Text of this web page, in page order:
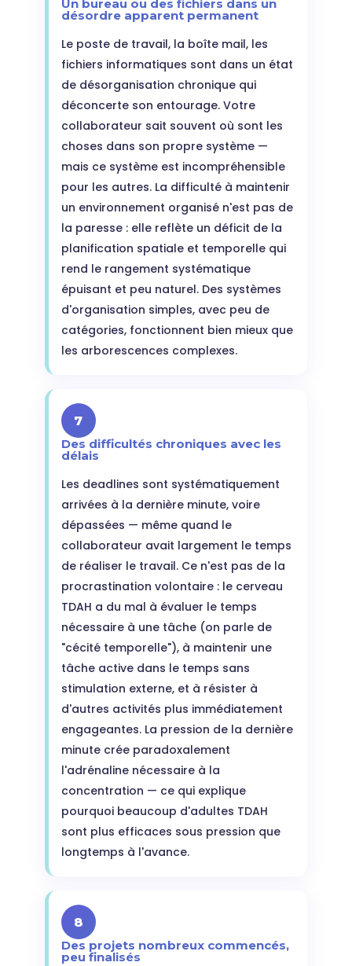
Un bureau ou des fichiers dans un
désordre apparent permanent
Le poste de travail, la boîte mail, les
fichiers informatiques sont dans un état
de désorganisation chronique qui
déconcerte son entourage. Votre
collaborateur sait souvent où sont les
choses dans son propre système —
mais ce système est incompréhensible
pour les autres. La difficulté à maintenir
un environnement organisé n'est pas de
la paresse : elle reflète un déficit de la
planification spatiale et temporelle qui
rend le rangement systématique
épuisant et peu naturel. Des systèmes
d'organisation simples, avec peu de
catégories, fonctionnent bien mieux que
les arborescences complexes.
7
Des difficultés chroniques avec les
délais
Les deadlines sont systématiquement
arrivées à la dernière minute, voire
dépassées — même quand le
collaborateur avait largement le temps
de réaliser le travail. Ce n'est pas de la
procrastination volontaire : le cerveau
TDAH a du mal à évaluer le temps
nécessaire à une tâche (on parle de
"cécité temporelle"), à maintenir une
tâche active dans le temps sans
stimulation externe, et à résister à
d'autres activités plus immédiatement
engageantes. La pression de la dernière
minute crée paradoxalement
l'adrénaline nécessaire à la
concentration — ce qui explique
pourquoi beaucoup d'adultes TDAH
sont plus efficaces sous pression que
longtemps à l'avance.
8
Des projets nombreux commencés,
peu finalisés